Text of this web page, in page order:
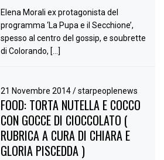
Elena Morali ex protagonista del
programma ‘La Pupa e il Secchione’,
spesso al centro del gossip, e soubrette
di Colorando, […]
21 Novembre 2014/ starpeoplenews
FOOD: TORTA NUTELLA E COCCO
CON GOCCE DI CIOCCOLATO (
RUBRICA A CURA DI CHIARA E
GLORIA PISCEDDA )